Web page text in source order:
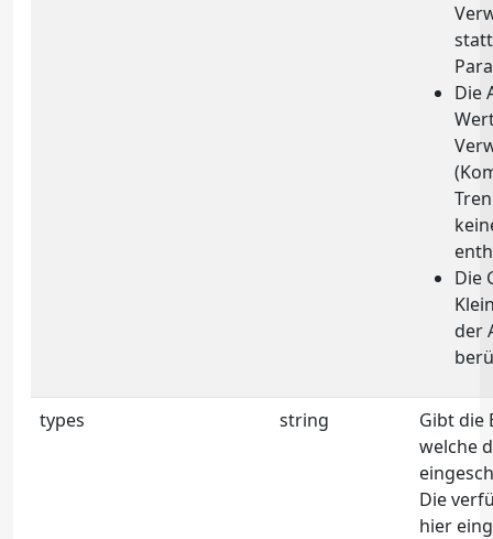
Die
Die
der
types string
Gibt die
welche
Die
hier